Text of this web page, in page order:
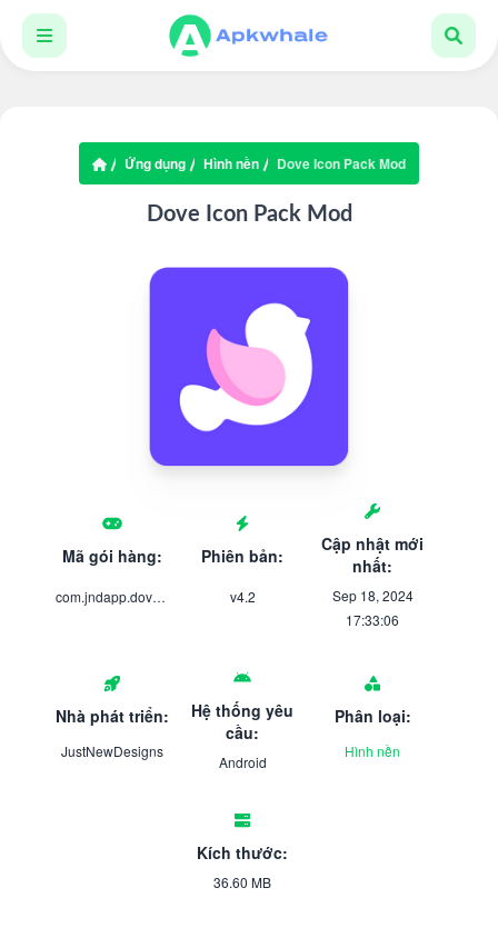
Ứng dụng Hình nền Dove Icon Pack Mod
Dove Icon Pack Mod
Mã gói hàng:
com.jndapp.dove.iconpack
Phiên bản:
v4.2
Cập nhật mới
nhất:
Sep 18, 2024
17:33:06
Nhà phát triển:
JustNewDesigns
Hệ thống yêu
cầu:
Android
Phân loại:
Hình nền
Kích thước:
36.60 MB